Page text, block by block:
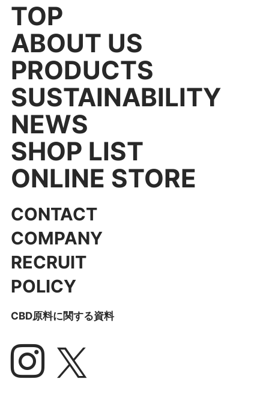
TOP
ABOUT US
PRODUCTS
SUSTAINABILITY
NEWS
SHOP LIST
ONLINE STORE
CONTACT
COMPANY
RECRUIT
POLICY
CBD原料に関する資料